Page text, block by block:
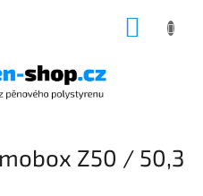
Z50 / 50,3